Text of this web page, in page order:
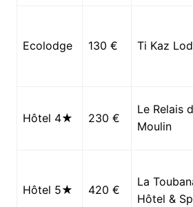
Ecolodge 130 € Ti Kaz
Hôtel 4★ 230 €
Le Relais
Moulin
Hôtel 5★ 420 €
La
Hôtel &